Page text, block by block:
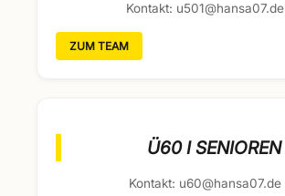
Kontakt: u501@hansa07.de
ZUM TEAM
Ü60 I SENIOREN
Kontakt: u60@hansa07.de